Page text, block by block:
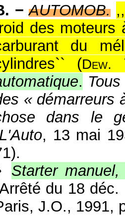
− AUTOMOB.
des moteurs
du
(Dew.
.
« démarreurs
dans le
L'Auto, 13 mai
Starter manuel,
du 18
J.O., 1991,